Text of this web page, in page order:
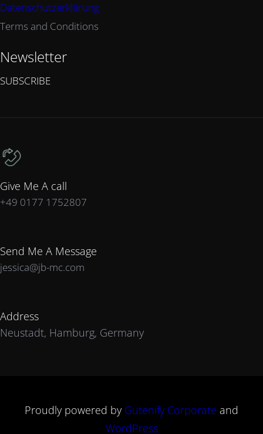
Datenschutzerklärung
Terms and Conditions
Newsletter
SUBSCRIBE
Give Me A call
+49 0177 1752807
Send Me A Message
jessica@jb-mc.com
Address
Neustadt, Hamburg, Germany
Proudly powered by Gutenify Corporate and
WordPress